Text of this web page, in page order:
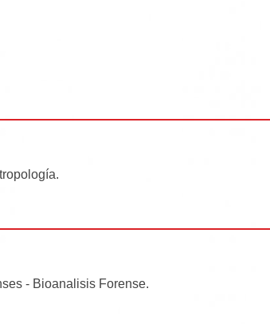
- Bioanalisis Forense.